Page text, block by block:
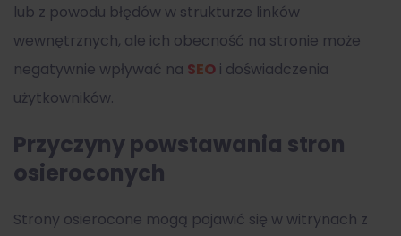
lub z powodu błędów w strukturze linków
wewnętrznych, ale ich obecność na stronie może
negatywnie wpływać na SEO i doświadczenia
użytkowników.
Przyczyny powstawania stron
osieroconych
Strony osierocone mogą pojawić się w witrynach z